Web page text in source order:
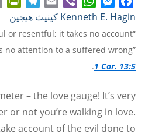
Facebook
Messenger
WhatsApp
Viber
Email
Telegram Kenneth E. Hagin كينيث هيجين
or resentful; it takes no account
no attention to a suffered wrong”
1 Cor. 13:5
.
– the love gauge! It’s very
or not you’re walking in love.
account of the evil done to